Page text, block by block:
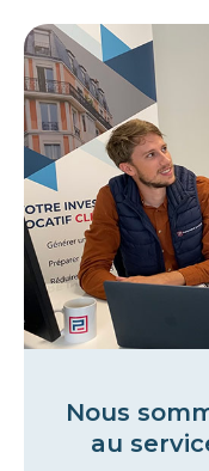
Nous
au